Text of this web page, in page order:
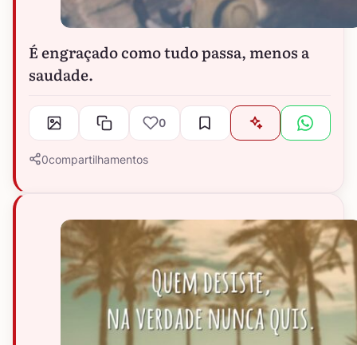
É engraçado como tudo passa, menos a
saudade.
0
0compartilhamentos